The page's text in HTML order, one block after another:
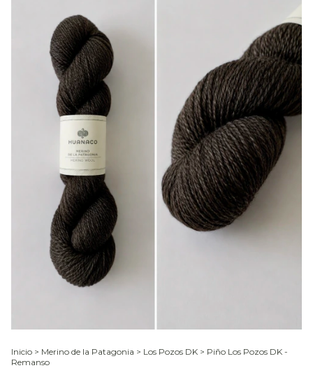
Inicio > Merino de la Patagonia > Los Pozos DK > Piño Los Pozos DK -
Remanso